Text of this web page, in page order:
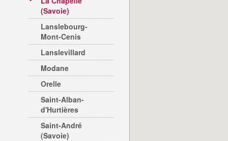
(Savoie)
Lanslebourg-
Mont-Cenis
Lanslevillard
Modane
Orelle
Saint-Alban-
d'Hurtières
Saint-André
(Savoie)